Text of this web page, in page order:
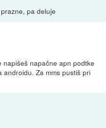
pa deluje
napačne apn podtke
Za mms pustiš pri